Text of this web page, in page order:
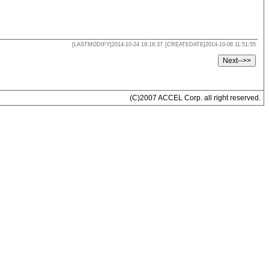
[LASTMODIFY]2014-10-24 19:16:37 [CREATEDATE]2014-10-08 11:51:55
(C)2007 ACCEL Corp. all right reserved.